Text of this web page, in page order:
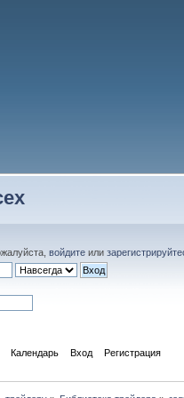
войдите или
Календарь Вход Регистрация